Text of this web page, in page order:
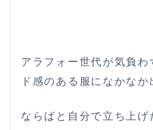
アラフォー世代が気負
ド感のある服になかなか
ならばと自分で立ち上げ